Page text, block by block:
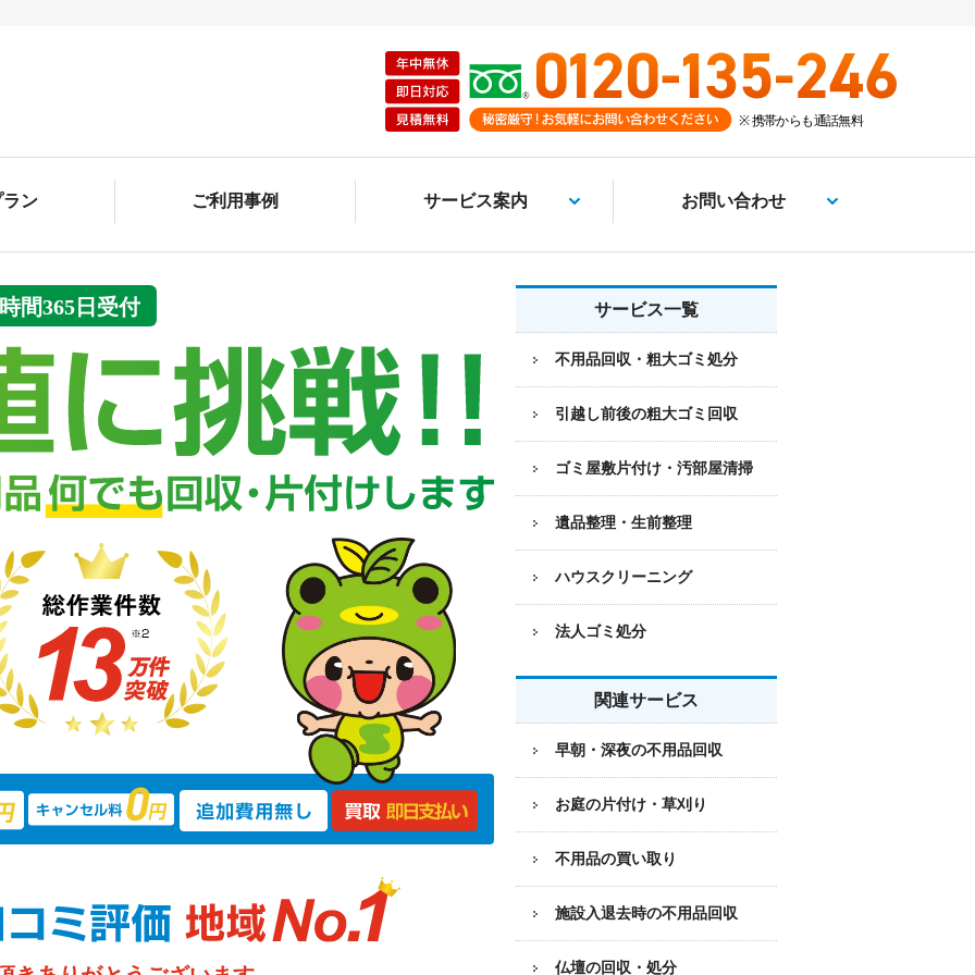
ン ご利用事例 サービス案内 お問い合わせ
間365日受付 サービス一覧
不用品回収・粗大ゴミ処分
引越し前後の粗大ゴミ回収
ゴミ屋敷片付け・汚部屋清掃
遺品整理・生前整理
ハウスクリーニング
法人ゴミ処分
関連サービス
早朝・深夜の不用品回収
お庭の片付け・草刈り
不用品の買い取り
施設入退去時の不用品回収
仏壇の回収・処分